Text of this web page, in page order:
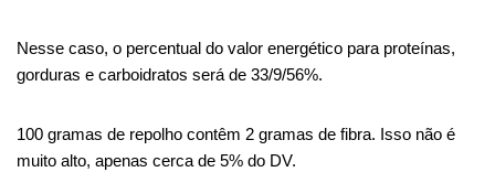
Nesse caso, o percentual do valor energético para proteínas,
gorduras e carboidratos será de 33/9/56%.
100 gramas de repolho contêm 2 gramas de fibra. Isso não é
muito alto, apenas cerca de 5% do DV.